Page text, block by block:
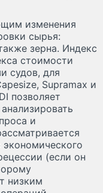
изменения
сырья:
зерна. Индекс
стоимости
судов, для
Supramax и
позволяет
и
(если он
низким